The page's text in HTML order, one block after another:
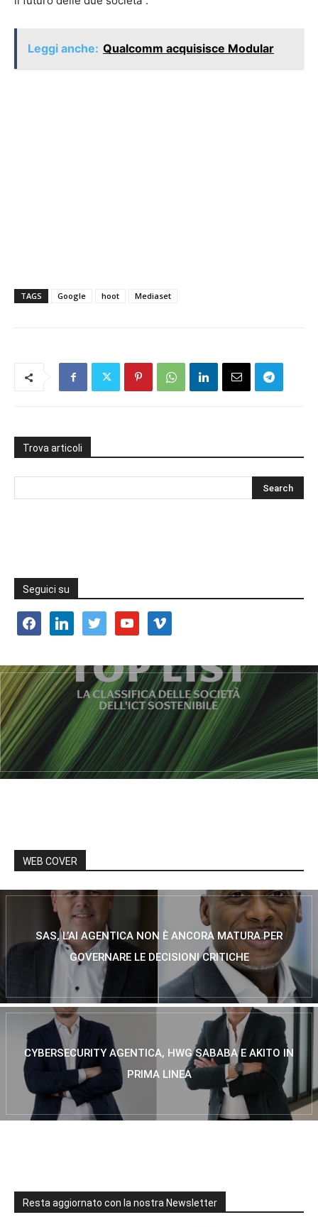
Leggi anche: Qualcomm acquisisce Modular
TAGS Google hoot Mediaset
Trova articoli
Seguici su
facebooklinkedin twitter youtube vimeo
WEB COVER
SAS, L’AI AGENTICA NON È ANCORA MATURA PER
GOVERNARE LE DECISIONI CRITICHE
CYBERSECURITY AGENTICA, HWG SABABA E AKITO IN
PRIMA LINEA
Resta aggiornato con la nostra Newsletter